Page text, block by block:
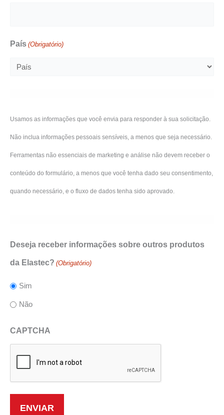
País (Obrigatório)
Usamos as informações que você envia para responder à sua solicitação.
Não inclua informações pessoais sensíveis, a menos que seja necessário.
Ferramentas não essenciais de marketing e análise não devem receber o
conteúdo do formulário, a menos que você tenha dado seu consentimento,
quando necessário, e o fluxo de dados tenha sido aprovado.
Deseja receber informações sobre outros produtos
da Elastec? (Obrigatório)
Sim
Não
CAPTCHA